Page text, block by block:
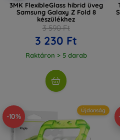
3MK FlexibleGlass hibrid üveg
Samsung Galaxy Z Fold 8
készülékhez
3 590 Ft
3 230 Ft
Raktáron > 5 darab
-10%
Újdonság